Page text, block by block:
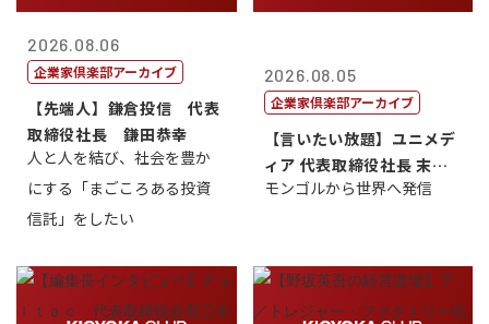
2026.08.06
企業家倶楽部アーカイブ
【先端人】鎌倉投信 代表
取締役社長 鎌田恭幸
人と人を結び、社会を豊か
にする「まごころある投資
信託」をしたい
2026.08.05
企業家倶楽部アーカイブ
【言いたい放題】ユニメデ
ィア 代表取締役社長 末田
真
モンゴルから世界へ発信